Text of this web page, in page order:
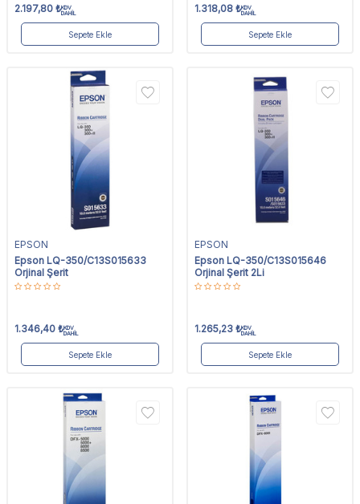
2.197,80 ₺KDV
DAHİL
Sepete Ekle
1.318,08 ₺KDV
DAHİL
Sepete Ekle
EPSON
Epson LQ-350/C13S015633
Orjinal Şerit
1.346,40 ₺KDV
DAHİL
Sepete Ekle
EPSON
Epson LQ-350/C13S015646
Orjinal Şerit 2Li
1.265,23 ₺KDV
DAHİL
Sepete Ekle